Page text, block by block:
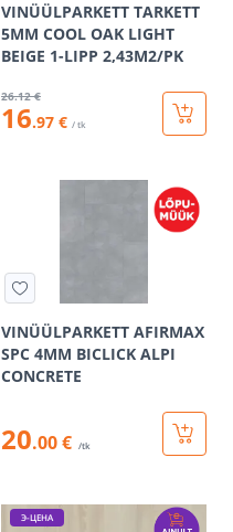
VINÜÜLPARKETT TARKETT
5MM COOL OAK LIGHT
BEIGE 1-LIPP 2,43M2/PK
26.12 €
16.97 € / tk
VINÜÜLPARKETT AFIRMAX
SPC 4MM BICLICK ALPI
CONCRETE
20.00 € /tk
Э-ЦЕНА